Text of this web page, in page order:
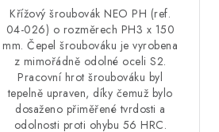
Křížový šroubovák NEO PH (ref.
04-026) o rozměrech PH3 x 150
mm. Čepel šroubováku je vyrobena
z mimořádně odolné oceli S2.
Pracovní hrot šroubováku byl
tepelně upraven, díky čemuž bylo
dosaženo přiměřené tvrdosti a
odolnosti proti ohybu 56 HRC.